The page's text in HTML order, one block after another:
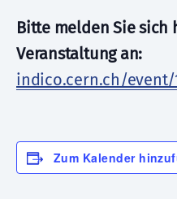
Bitte melden Sie sich
Veranstaltung an:
indico.cern.ch/event/
Zum Kalender